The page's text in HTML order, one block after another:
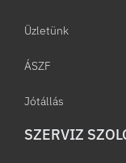
Üzletünk
ÁSZF
Jótállás
SZERVIZ